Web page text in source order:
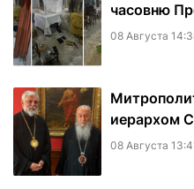
часовню
08 Августа
иерархом
08 Августа